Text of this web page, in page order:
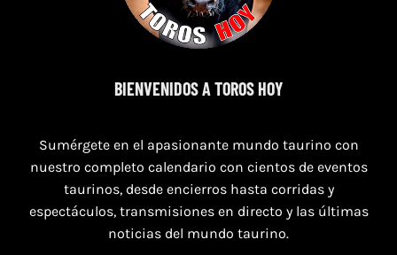
CASTELLÓN DEL 8 AL 10 DE AGOSTO 2026
BIENVENIDOS A TOROS HOY
Sumérgete en el apasionante mundo taurino con
nuestro completo calendario con cientos de eventos
taurinos, desde encierros hasta corridas y
espectáculos, transmisiones en directo y las últimas
noticias del mundo taurino.